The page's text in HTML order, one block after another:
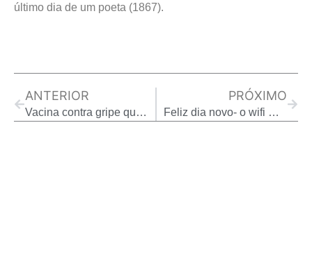
último dia de um poeta (1867).
ANTERIOR
Vacina contra gripe que imuniza a vida toda… ( Revista Galileu )
PRÓXIMO
Feliz dia novo- o wifi mais eficiente que existe. Astral do dia, palavra chave: conflito